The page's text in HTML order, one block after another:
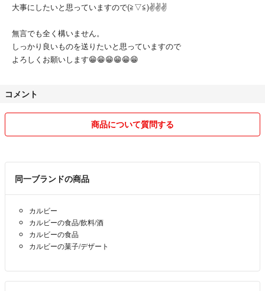
大事にしたいと思っていますので(⁠≧⁠▽⁠≦⁠)✌️✌️✌️
無言でも全く構いません。
しっかり良いものを送りたいと思っていますので
よろしくお願いします😁😁😁😁😁😁
コメント
商品について質問する
同一ブランドの商品
カルビー
カルビーの食品/飲料/酒
カルビーの食品
カルビーの菓子/デザート